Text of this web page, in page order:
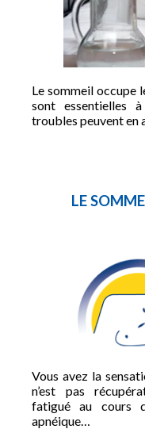
Le sommeil occupe
sont essentielles
troubles peuvent en
LE
Vous avez la
n’est pas
fatigué au cours
apnéique…